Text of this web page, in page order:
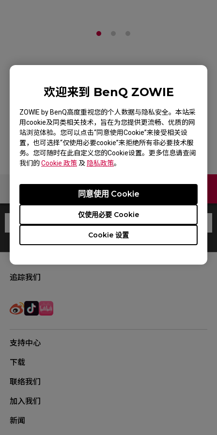
欢迎来到 BenQ ZOWIE
ZOWIE by BenQ高度重视您的个人数据与隐私安全。本站采
用cookie及同类相关技术，旨在为您提供更流畅、优质的网
站浏览体验。您可以点击“同意使用Cookie”来接受相关设
置，也可选择“仅使用必要cookie”来拒绝所有非必要技术服
务。您可随时在此自定义您的Cookie设置。更多信息请查阅
我们的Cookie 政策 及 隐私政策。
Cookie 设置
仅使用必要 Cookie
同意使用 Cookie
ZOWIE Skatez-Type C
EC系列电竞鼠标专用脚贴
白色版本(滑顺移动感)
产品页
追踪我们
支持中心
下载
联络我们
加入我们
新闻